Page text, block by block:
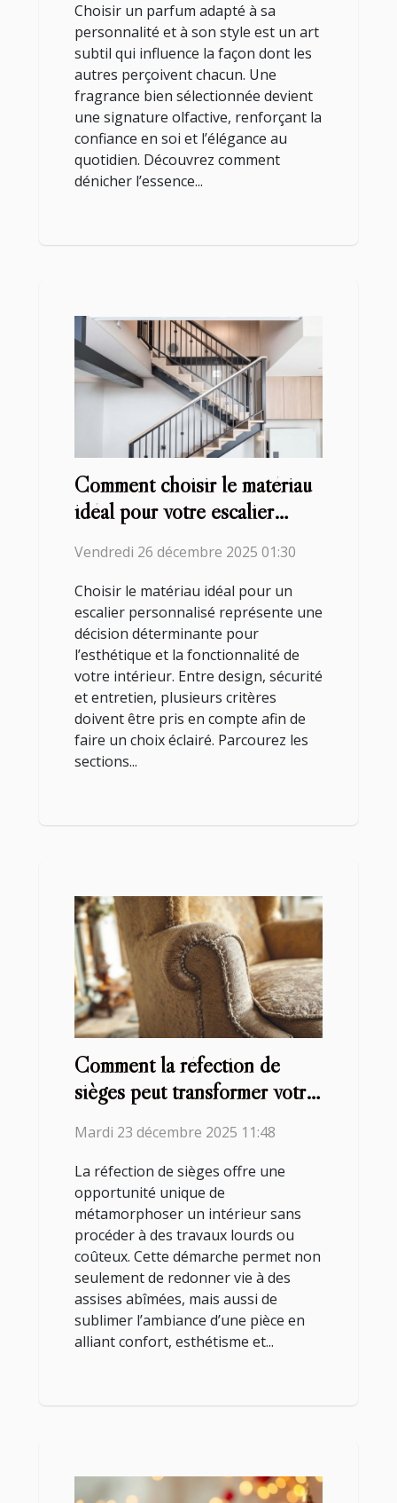
Choisir un parfum adapté à sa
personnalité et à son style est un art
subtil qui influence la façon dont les
autres perçoivent chacun. Une
fragrance bien sélectionnée devient
une signature olfactive, renforçant la
confiance en soi et l’élégance au
quotidien. Découvrez comment
dénicher l’essence...
Comment choisir le matériau
idéal pour votre escalier
Vendredi 26 décembre 2025 01:30
Choisir le matériau idéal pour un
escalier personnalisé représente une
décision déterminante pour
l’esthétique et la fonctionnalité de
votre intérieur. Entre design, sécurité
et entretien, plusieurs critères
doivent être pris en compte afin de
faire un choix éclairé. Parcourez les
sections...
Comment la réfection de
sièges peut transformer votre
Mardi 23 décembre 2025 11:48
La réfection de sièges offre une
opportunité unique de
métamorphoser un intérieur sans
procéder à des travaux lourds ou
coûteux. Cette démarche permet non
seulement de redonner vie à des
assises abîmées, mais aussi de
sublimer l’ambiance d’une pièce en
alliant confort, esthétisme et...